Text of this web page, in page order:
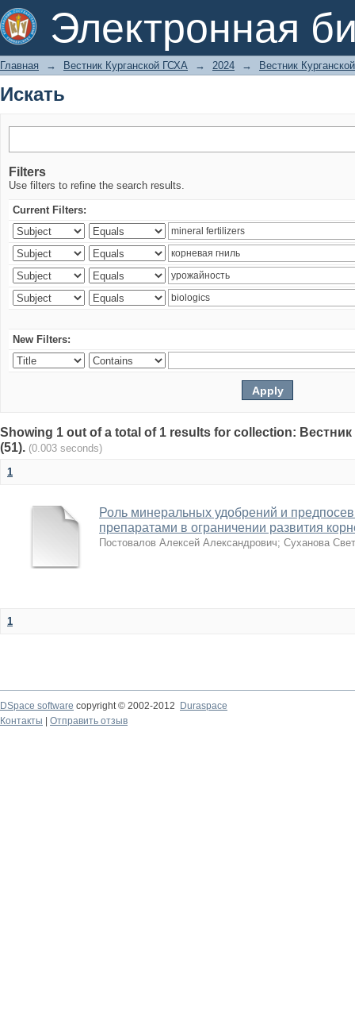
Электронная
Искать
Главная → Вестник Курганской ГСХА → 2024 → Вестник
Искать
Filters
Use filters to refine the search results.
Current Filters:
New Filters:
Showing 1 out of a total of 1 results for collection:
(51). (0.003 seconds)
1
Роль минеральных удобрений и
препаратами в ограничении развития
Постовалов Алексей Александрович; Суханова
1
DSpace software copyright © 2002-2012
Duraspace
Контакты
Отправить отзыв